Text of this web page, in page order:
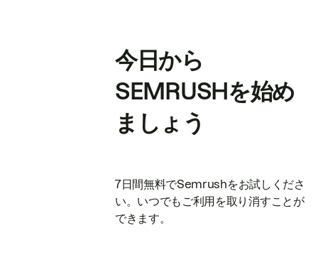
今日から
SEMRUSHを始め
ましょう
7日間無料でSemrushをお試しくださ
い。いつでもご利用を取り消すことが
できます。